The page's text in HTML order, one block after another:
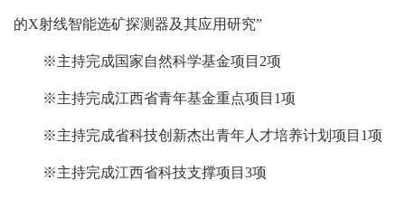
的X射线智能选矿探测器及其应用研究”
※主持完成国家自然科学基金项目2项
※主持完成江西省青年基金重点项目1项
※主持完成省科技创新杰出青年人才培养计划项目1项
※主持完成江西省科技支撑项目3项